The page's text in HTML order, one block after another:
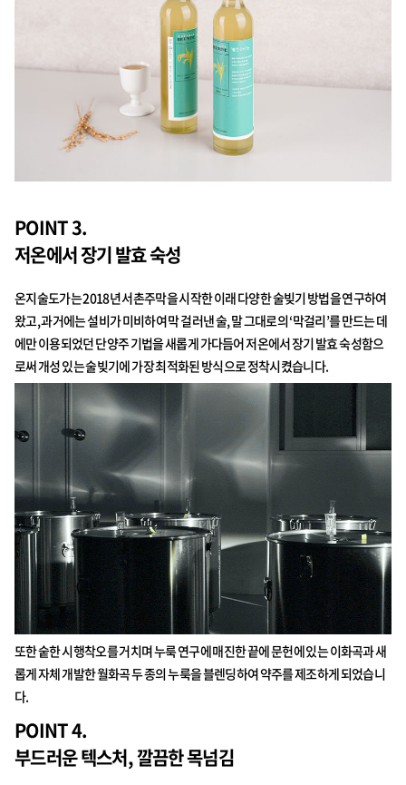
POINT 3.
저온에서 장기 발효 숙성
온지술도가는 2018년 서촌주막을 시작한 이래 다양한 술빚기 방법을 연구하여
왔고, 과거에는 설비가 미비하여 막 걸러낸 술, 말 그대로의 ‘막걸리’를 만드는 데
에만 이용되었던 단양주 기법을 새롭게 가다듬어 저온에서 장기 발효 숙성함으
로써 개성 있는 술빚기에 가장 최적화된 방식으로 정착시켰습니다.
또한 숱한 시행착오를 거치며 누룩 연구에 매진한 끝에 문헌에 있는 이화곡과 새
롭게 자체 개발한 월화곡 두 종의 누룩을 블렌딩하여 약주를 제조하게 되었습니
다.
POINT 4.
부드러운 텍스처, 깔끔한 목넘김